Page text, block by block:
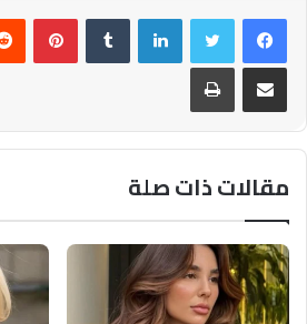
فيسبوكتويتر لينكدإن
مشاركة عبر البريد طباعة
مقالات ذات صلة